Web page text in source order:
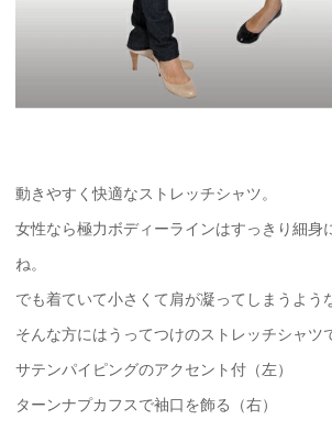
動きやすく快適なストレッチシャツ。
女性なら極力ボディーラインはすっきり細身
ね。
でも着ていて小さくて肩が凝ってしまうよう
そんな方にはうってつけのストレッチシャツ
サテンパイピングのアクセント付（左）
ターンナプカフスで袖口を飾る（右）